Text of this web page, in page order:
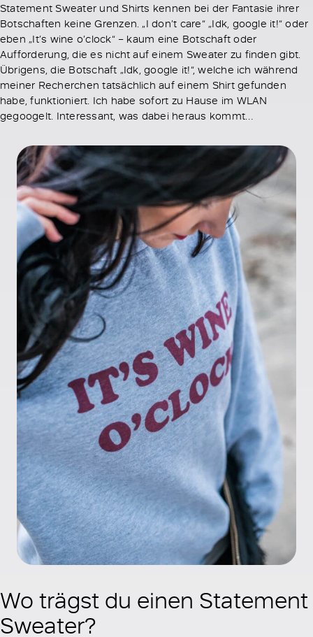
Statement Sweater und Shirts kennen bei der Fantasie ihrer
Botschaften keine Grenzen. „I don’t care“ „Idk, google it!“ oder
eben „It’s wine o’clock“ – kaum eine Botschaft oder
Aufforderung, die es nicht auf einem Sweater zu finden gibt.
Übrigens, die Botschaft „Idk, google it!“, welche ich während
meiner Recherchen tatsächlich auf einem Shirt gefunden
habe, funktioniert. Ich habe sofort zu Hause im WLAN
gegoogelt. Interessant, was dabei heraus kommt…
Wo trägst du einen Statement
Sweater?